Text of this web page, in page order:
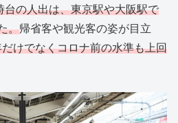
の人出は、東京駅や大阪駅で
。帰省客や観光客の姿が目立
けでなくコロナ前の水準も上回